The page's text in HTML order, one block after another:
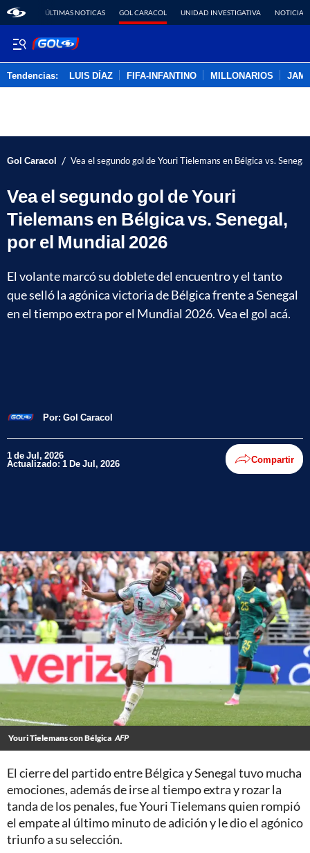
ÚLTIMAS NOTICAS GOL CARACOL UNIDAD INVESTIGATIVA NOTICIAS
Tendencias: LUIS DÍAZ FIFA-INFANTINO MILLONARIOS
Gol Caracol / Vea el segundo gol de Youri Tielemans en Bélgica vs.
Vea el segundo gol de Youri
Tielemans en Bélgica vs. Senegal,
por el Mundial 2026
El volante marcó su doblete del encuentro y el tanto
que selló la agónica victoria de Bélgica frente a Senegal
en el tiempo extra por el Mundial 2026. Vea el gol acá.
Por: Gol Caracol
1 de Jul, 2026
Actualizado: 1 De Jul, 2026 Compartir
Youri Tielemans con Bélgica AFP
El cierre del partido entre Bélgica y Senegal tuvo mucha
emociones, además de irse al tiempo extra y rozar la
tanda de los penales, fue Youri Tielemans quien rompió
el empate al último minuto de adición y le dio el agónico
triunfo a su selección.